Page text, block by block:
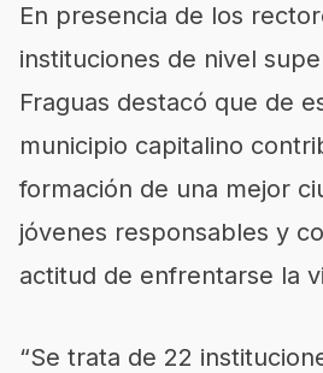
En presencia de los
instituciones de nivel
Fraguas destacó que de
municipio capitalino
formación de una mejor
jóvenes responsables y
actitud de enfrentarse la
“Se trata de 22